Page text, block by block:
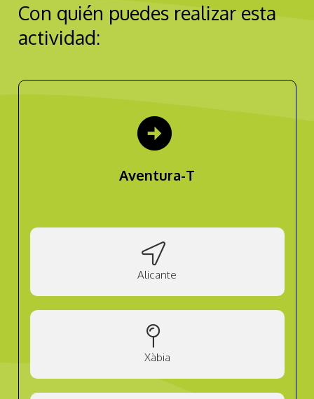
Con quién puedes realizar esta
actividad:
arrow_circle_right
Aventura-T
Alicante
Xàbia